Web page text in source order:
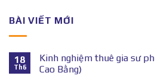
BÀI VIẾT MỚI
18
Th6
Kinh nghiệm thuê gia sư
Cao Bằng)